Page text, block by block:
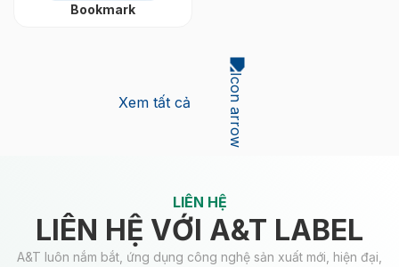
Bookmark
Xem tất cả
LIÊN HỆ
LIÊN HỆ VỚI A&T LABEL
A&T luôn nắm bắt, ứng dụng công nghệ sản xuất mới, hiện đại,